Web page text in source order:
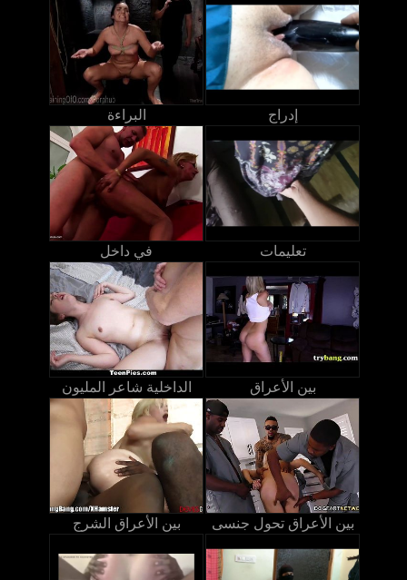
البراءة إدراج
في داخل تعليمات
الداخلية شاعر المليون بين الأعراق
بين الأعراق الشرج بين الأعراق تحول جنسى